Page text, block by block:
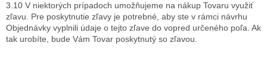
3.10 V niektorých prípadoch umožňujeme na nákup Tovaru využiť
zľavu. Pre poskytnutie zľavy je potrebné, aby ste v rámci návrhu
Objednávky vyplnili údaje o tejto zľave do vopred určeného poľa. Ak
tak urobíte, bude Vám Tovar poskytnutý so zľavou.